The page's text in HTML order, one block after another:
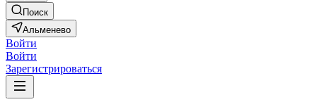
Поиск
Альменево
Войти
Войти
Зарегистрироваться